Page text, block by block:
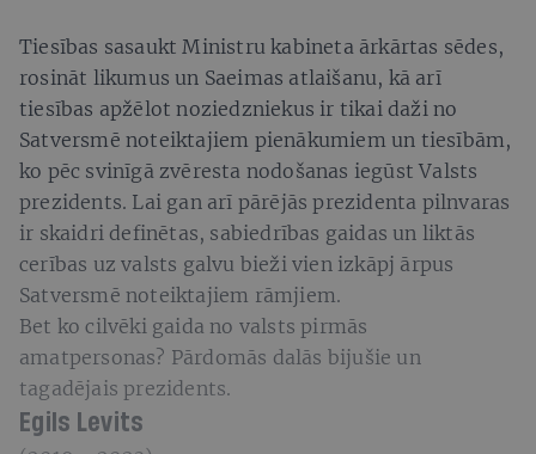
Tiesības sasaukt Ministru kabineta ārkārtas sēdes,
rosināt likumus un Saeimas atlaišanu, kā arī
tiesības apžēlot noziedzniekus ir tikai daži no
Satversmē noteiktajiem pienākumiem un tiesībām,
ko pēc svinīgā zvēresta nodošanas iegūst Valsts
prezidents. Lai gan arī pārējās prezidenta pilnvaras
ir skaidri definētas, sabiedrības gaidas un liktās
cerības uz valsts galvu bieži vien izkāpj ārpus
Satversmē noteiktajiem rāmjiem.
Bet ko cilvēki gaida no valsts pirmās
amatpersonas? Pārdomās dalās bijušie un
tagadējais prezidents.
Egils Levits